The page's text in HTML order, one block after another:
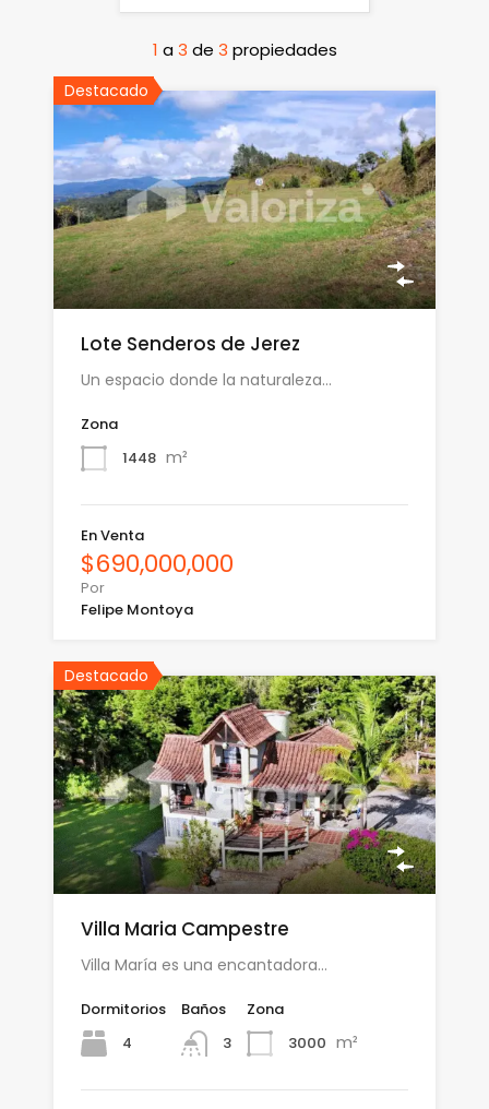
1 a 3 de 3 propiedades
Destacado
Lote Senderos de Jerez
Un espacio donde la naturaleza…
Zona
1448 m²
En Venta
$690,000,000
Por
Felipe Montoya
Destacado
Villa Maria Campestre
Villa María es una encantadora…
Dormitorios
4
Baños
3
Zona
3000 m²